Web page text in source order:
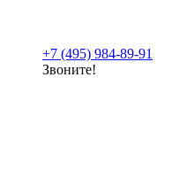
+7 (495) 984-89-91
Звоните!